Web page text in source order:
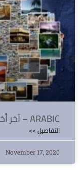
آخر أخبار أستراليا – ARABIC
<< التفاصيل
November 17, 2020